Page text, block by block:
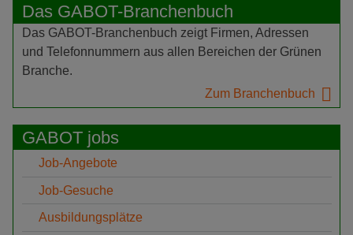
Das GABOT-Branchenbuch
Das GABOT-Branchenbuch zeigt Firmen, Adressen
und Telefonnummern aus allen Bereichen der Grünen
Branche.
Zum Branchenbuch
GABOT jobs
Job-Angebote
Job-Gesuche
Ausbildungsplätze